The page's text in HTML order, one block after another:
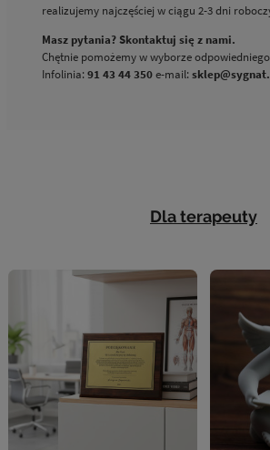
realizujemy najczęściej w ciągu 2-3 dni
Masz pytania? Skontaktuj się z nami.
Chętnie pomożemy w wyborze
Infolinia: 91 43 44 350e-mail:
Dla terapeuty